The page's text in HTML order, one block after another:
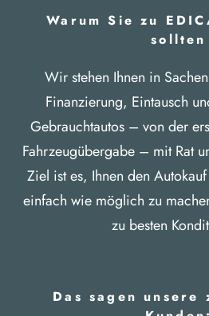
Warum Sie zu
sollten
Wir stehen Ihnen in
Finanzierung, Eintausch
Gebrauchtautos – von der
Fahrzeugübergabe – mit Rat
Ziel ist es, Ihnen den
einfach wie möglich zu
zu besten
Das sagen unsere